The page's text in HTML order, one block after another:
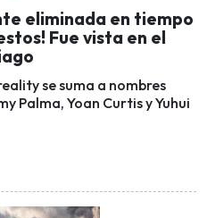
eliminada en tiempo
Fue vista en el
se suma a nombres
Palma, Yoan Curtis y Yuhui